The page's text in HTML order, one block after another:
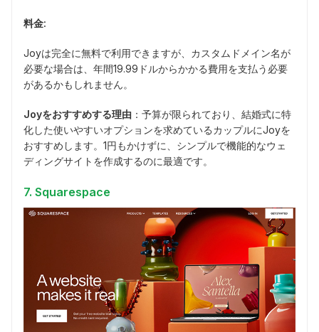
料金:
Joyは完全に無料で利用できますが、カスタムドメイン名が
必要な場合は、年間19.99ドルからかかる費用を支払う必要
があるかもしれません。
Joyをおすすめする理由 ：予算が限られており、結婚式に特
化した使いやすいオプションを求めているカップルにJoyを
おすすめします。1円もかけずに、シンプルで機能的なウェ
ディングサイトを作成するのに最適です。
7. Squarespace